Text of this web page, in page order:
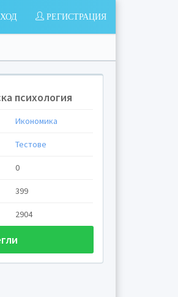
РЕГИСТРАЦИЯ
психология
Икономика
Тестове
0
399
2904